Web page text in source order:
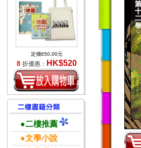
定價650.00元
8 折優惠： HK$520
●二樓推薦
●文學小說